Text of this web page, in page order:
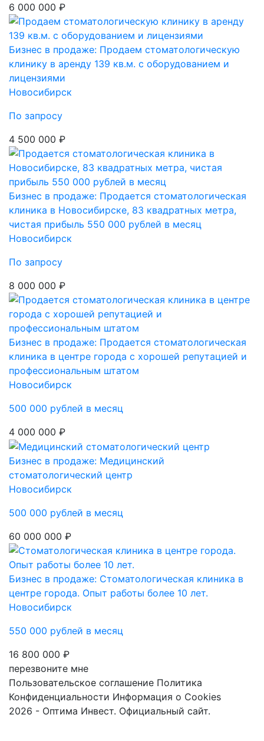
6 000 000 ₽
Бизнес в продаже: Продаем стоматологическую
клинику в аренду 139 кв.м. с оборудованием и
лицензиями
Новосибирск
По запросу
4 500 000 ₽
Бизнес в продаже: Продается стоматологическая
клиника в Новосибирске, 83 квадратных метра,
чистая прибыль 550 000 рублей в месяц
Новосибирск
По запросу
8 000 000 ₽
Бизнес в продаже: Продается стоматологическая
клиника в центре города с хорошей репутацией и
профессиональным штатом
Новосибирск
500 000 рублей в месяц
4 000 000 ₽
Бизнес в продаже: Медицинский
стоматологический центр
Новосибирск
500 000 рублей в месяц
60 000 000 ₽
Бизнес в продаже: Стоматологическая клиника в
центре города. Опыт работы более 10 лет.
Новосибирск
550 000 рублей в месяц
16 800 000 ₽
перезвоните мне
Пользовательское соглашение Политика
Конфиденциальности Информация о Cookies
2026 - Оптима Инвест. Официальный сайт.